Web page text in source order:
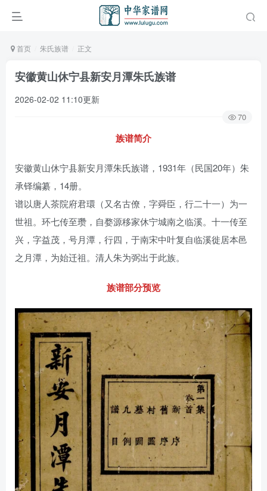
首页 朱氏族谱 正文
安徽黄山休宁县新安月潭朱氏族谱
2026-02-02 11:10更新
70
族谱简介
安徽黄山休宁县新安月潭朱氏族谱，1931年（民国20年）朱
承铎编纂，14册。
谱以唐人茶院府君環（又名古僚，字舜臣，行二十一）为一
世祖。环七传至瓒，自婺源移家休宁城南之临溪。十一传至
兴，字益茂，号月潭，行四，于南宋中叶复自临溪徙居本邑
之月潭，为始迁祖。清人朱为弼出于此族。
族谱部分预览